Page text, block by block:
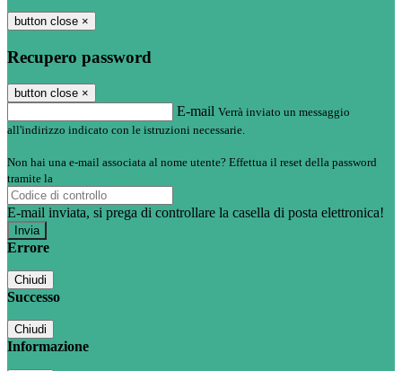
button close ×
Recupero password
button close ×
E-mail Verrà inviato un messaggio
all'indirizzo indicato con le istruzioni necessarie.
Non hai una e-mail associata al nome utente? Effettua il reset della password
tramite la
E-mail inviata, si prega di controllare la casella di posta elettronica!
Errore
Chiudi
Successo
Chiudi
Informazione